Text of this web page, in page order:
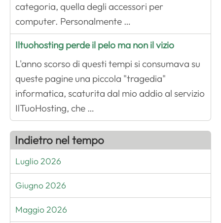
categoria, quella degli accessori per
computer. Personalmente …
Iltuohosting perde il pelo ma non il vizio
L'anno scorso di questi tempi si consumava su
queste pagine una piccola "tragedia"
informatica, scaturita dal mio addio al servizio
IlTuoHosting, che …
Indietro nel tempo
Luglio 2026
Giugno 2026
Maggio 2026